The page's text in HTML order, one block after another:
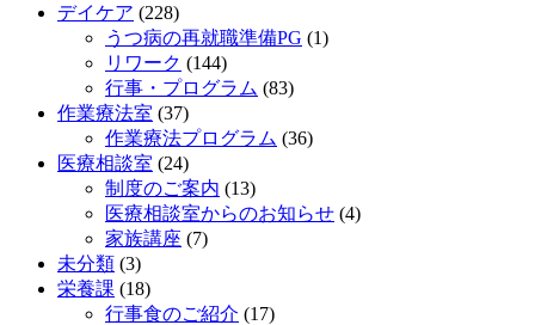
デイケア (228)
うつ病の再就職準備PG (1)
リワーク (144)
行事・プログラム (83)
作業療法室 (37)
作業療法プログラム (36)
医療相談室 (24)
制度のご案内 (13)
医療相談室からのお知らせ (4)
家族講座 (7)
未分類 (3)
栄養課 (18)
行事食のご紹介 (17)